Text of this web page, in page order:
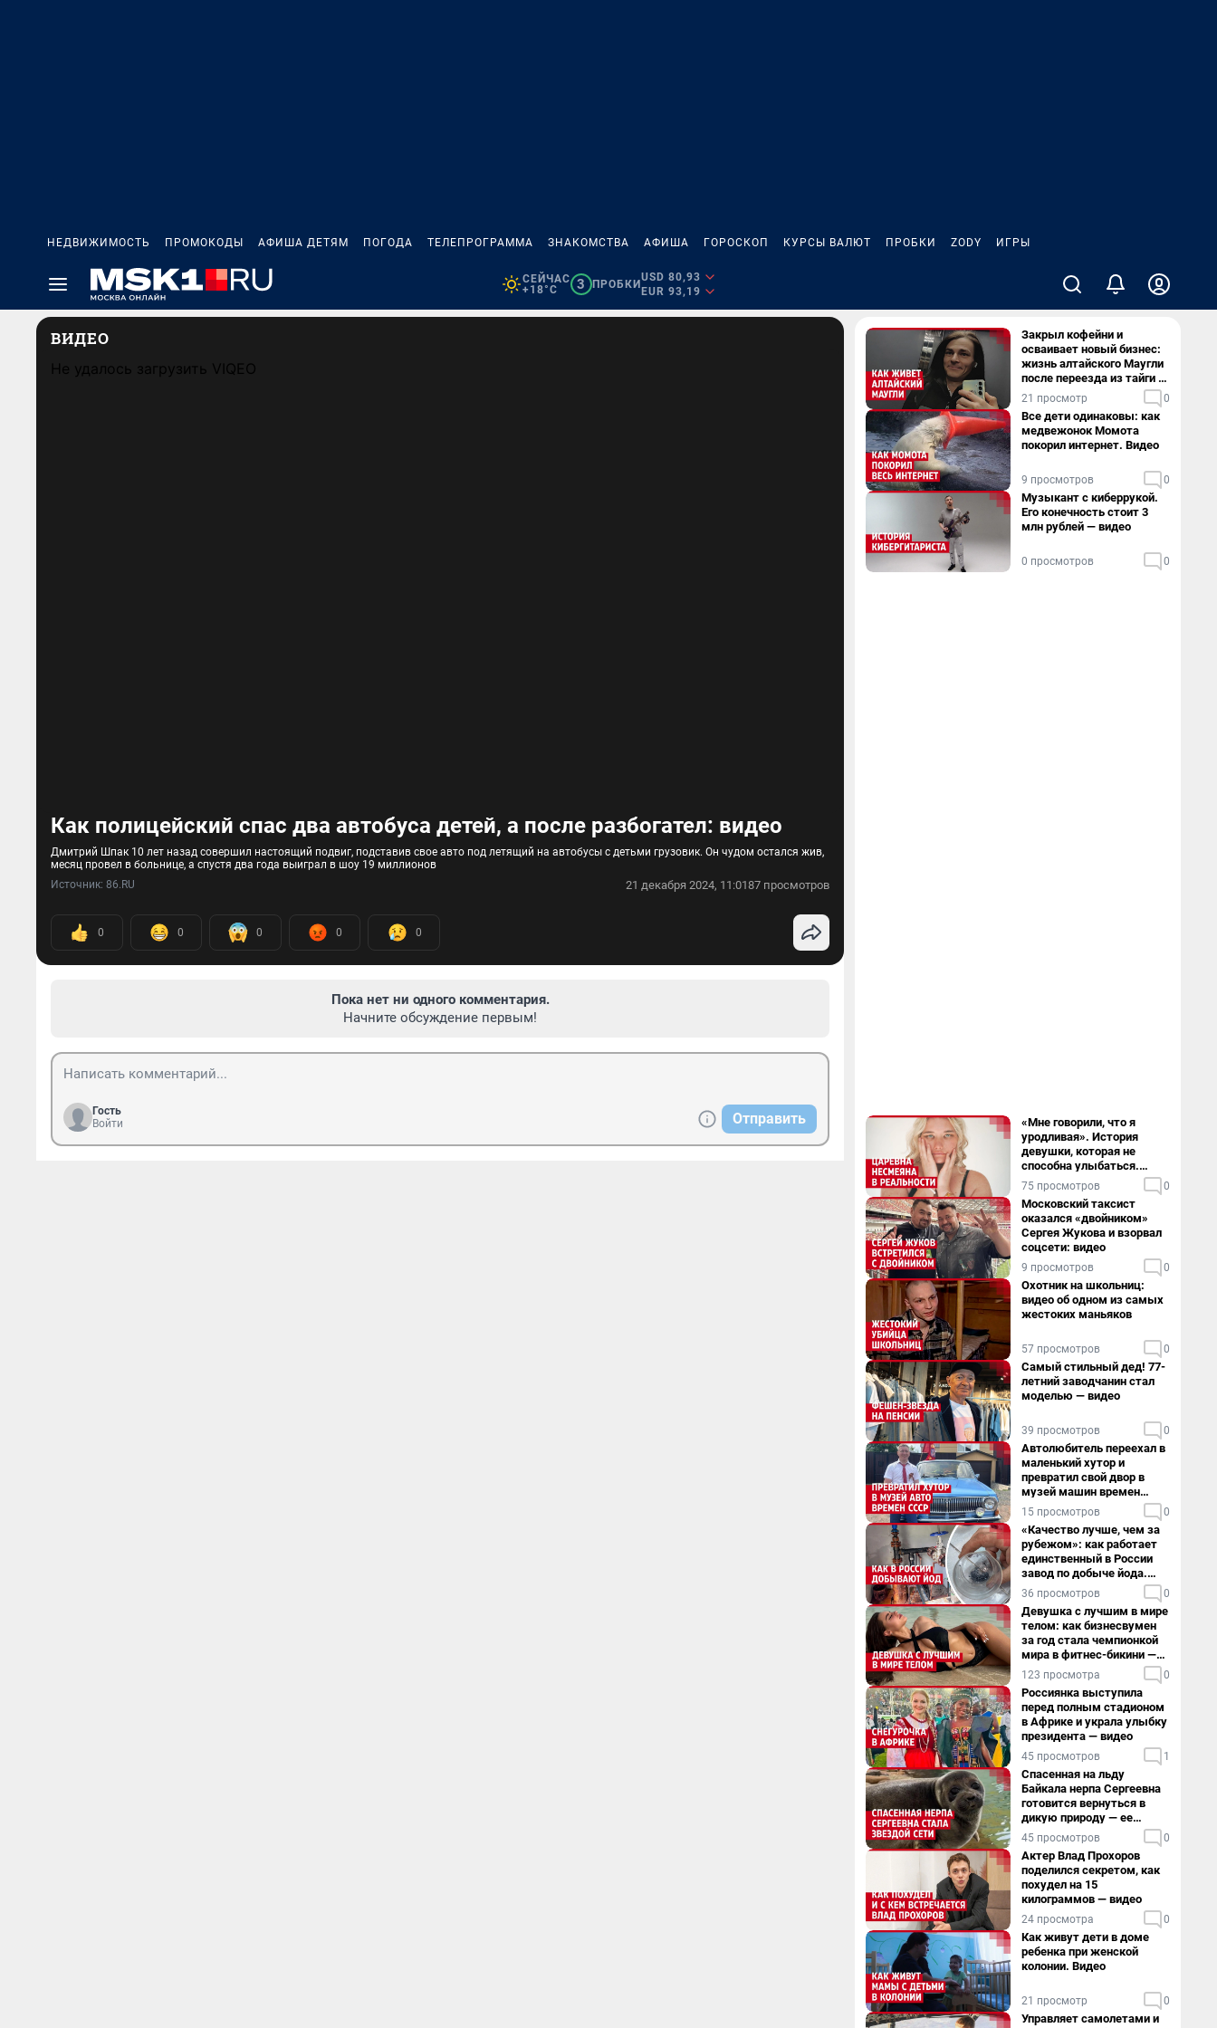
НЕДВИЖИМОСТЬ ПРОМОКОДЫ АФИША ДЕТЯМ ПОГОДА ТЕЛЕПРОГРАММА ЗНАКОМСТВА АФИША ГОРОСКОП КУРСЫ ВАЛЮТ ПРОБКИ ZODY ИГРЫ
СЕЙЧАС
+18°C
3 ПРОБКИ
USD 80,93
EUR 93,19
ВИДЕО
Не удалось загрузить VIQEO
Как полицейский спас два автобуса детей, а после разбогател: видео
Дмитрий Шпак 10 лет назад совершил настоящий подвиг, подставив свое авто под летящий на автобусы с детьми грузовик. Он чудом остался жив,
месяц провел в больнице, а спустя два года выиграл в шоу 19 миллионов
Источник: 86.RU 21 декабря 2024, 11:0187 просмотров
0 0 0 0 0
Пока нет ни одного комментария.
Начните обсуждение первым!
Гость
Войти
Отправить
Закрыл кофейни и
осваивает новый бизнес:
жизнь алтайского Маугли
после переезда из тайги в
столицу
21 просмотр 0
Все дети одинаковы: как
медвежонок Момота
покорил интернет. Видео
9 просмотров 0
Музыкант с киберрукой.
Его конечность стоит 3
млн рублей — видео
0 просмотров 0
«Мне говорили, что я
уродливая». История
девушки, которая не
способна улыбаться.
Видео
75 просмотров 0
Московский таксист
оказался «двойником»
Сергея Жукова и взорвал
соцсети: видео
9 просмотров 0
Охотник на школьниц:
видео об одном из самых
жестоких маньяков
57 просмотров 0
Самый стильный дед! 77-
летний заводчанин стал
моделью — видео
39 просмотров 0
Автолюбитель переехал в
маленький хутор и
превратил свой двор в
музей машин времен
СССР. Видео
15 просмотров 0
«Качество лучше, чем за
рубежом»: как работает
единственный в России
завод по добыче йода.
Видео
36 просмотров 0
Девушка с лучшим в мире
телом: как бизнесвумен
за год стала чемпионкой
мира в фитнес-бикини —
видео
123 просмотра 0
Россиянка выступила
перед полным стадионом
в Африке и украла улыбку
президента — видео
45 просмотров 1
Спасенная на льду
Байкала нерпа Сергеевна
готовится вернуться в
дикую природу — ее
видеоистория
45 просмотров 0
Актер Влад Прохоров
поделился секретом, как
похудел на 15
килограммов — видео
24 просмотра 0
Как живут дети в доме
ребенка при женской
колонии. Видео
21 просмотр 0
Управляет самолетами и